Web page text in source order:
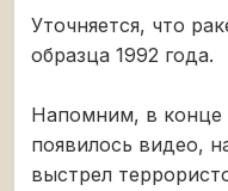
Уточняется, что
образца 1992 года.
Напомним, в конце
появилось видео,
выстрел